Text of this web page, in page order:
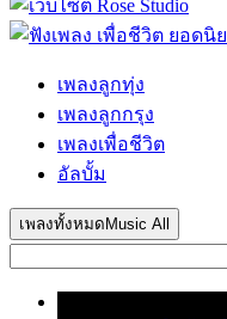
เพลงลูกทุ่ง
เพลงลูกกรุง
เพลงเพื่อชีวิต
อัลบั้ม
เพลงทั้งหมด Music All